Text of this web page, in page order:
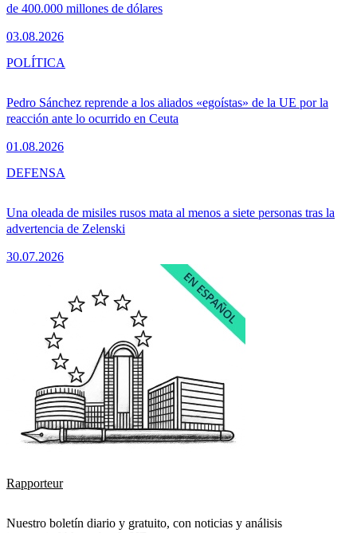
de 400.000 millones de dólares
03.08.2026
Pedro Sánchez reprende a los aliados «egoístas» de la UE por la
reacción ante lo ocurrido en Ceuta
01.08.2026
POLÍTICA
Una oleada de misiles rusos mata al menos a siete personas tras la
advertencia de Zelenski
30.07.2026
DEFENSA
Rapporteur
Nuestro boletín diario y gratuito, con noticias y análisis